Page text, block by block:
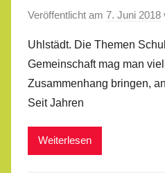
Veröffentlicht am 7. Juni 2018
Uhlstädt. Die Themen
Gemeinschaft mag man
Zusammenhang bringen,
Seit Jahren
Weiterlesen